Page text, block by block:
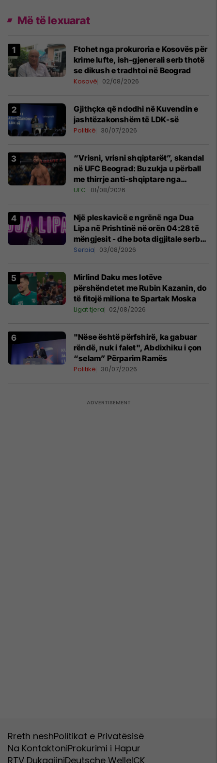
Më të lexuarat
Ftohet nga prokuroria e Kosovës për
krime lufte, ish-gjenerali serb thotë
se dikush e tradhtoi në Beograd
Kosovë 02/08/2026
Gjithçka që ndodhi në Kuvendin e
jashtëzakonshëm të LDK-së
Politikë 30/07/2026
“Vrisni, vrisni shqiptarët”, skandal
në UFC Beograd: Buzukja u përball
me thirrje anti-shqiptare nga
tribunat
UFC 01/08/2026
Një pleskavicë e ngrënë nga Dua
Lipa në Prishtinë në orën 04:28 të
mëngjesit - dhe bota digjitale serbe
shpall gjendjen e luftës
Serbia 03/08/2026
Mirlind Daku mes lotëve
përshëndetet me Rubin Kazanin, do
të fitojë miliona te Spartak Moska
Ligat tjera 02/08/2026
"Nëse është përfshirë, ka gabuar
rëndë, nuk i falet", Abdixhiku i çon
“selam” Përparim Ramës
Politikë 30/07/2026
Rreth neshPolitikat e Privatësisë
Na KontaktoniProkurimi i Hapur
RTV DukagjiniDeutsche WelleICK